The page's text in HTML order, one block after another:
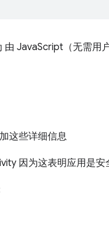
由 JavaScript（无需用
这些详细信息
因为这表明应用是安